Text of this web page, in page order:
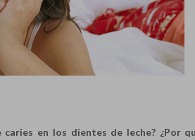
caries en los dientes de leche?